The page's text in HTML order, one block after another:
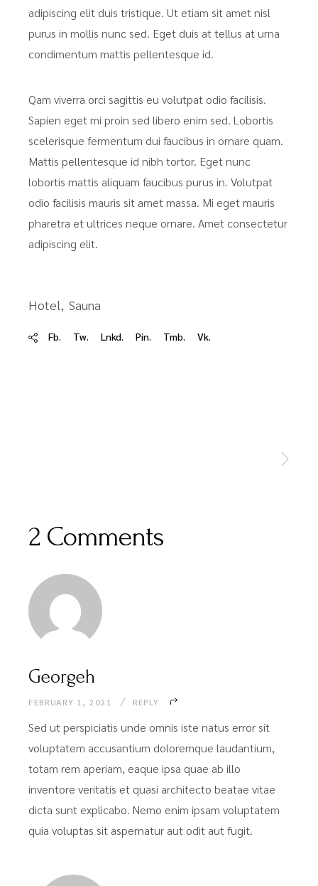
adipiscing elit duis tristique. Ut etiam sit amet nisl
purus in mollis nunc sed. Eget duis at tellus at urna
condimentum mattis pellentesque id.
Qam viverra orci sagittis eu volutpat odio facilisis.
Sapien eget mi proin sed libero enim sed. Lobortis
scelerisque fermentum dui faucibus in ornare quam.
Mattis pellentesque id nibh tortor. Eget nunc
lobortis mattis aliquam faucibus purus in. Volutpat
odio facilisis mauris sit amet massa. Mi eget mauris
pharetra et ultrices neque ornare. Amet consectetur
adipiscing elit.
Hotel Sauna
Fb. Tw. Lnkd. Pin. Tmb. Vk.
2 Comments
Georgeh
FEBRUARY 1, 2021 REPLY
Sed ut perspiciatis unde omnis iste natus error sit
voluptatem accusantium doloremque laudantium,
totam rem aperiam, eaque ipsa quae ab illo
inventore veritatis et quasi architecto beatae vitae
dicta sunt explicabo. Nemo enim ipsam voluptatem
quia voluptas sit aspernatur aut odit aut fugit.